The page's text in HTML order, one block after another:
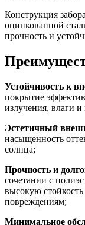
Конструкция
оцинкованной
прочность и
Устойчивость к
покрытие
излучения, влаги
Эстетичный
насыщенность
солнца;
Прочность и
сочетании с
высокую
повреждениям;
Минимальное